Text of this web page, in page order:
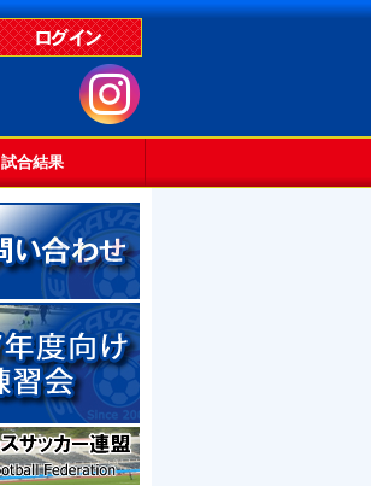
試合結果